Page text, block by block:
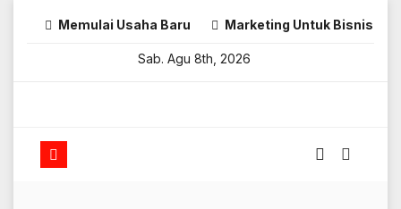
Memulai Usaha Baru Marketing Untuk Bisnis
Sab. Agu 8th, 2026